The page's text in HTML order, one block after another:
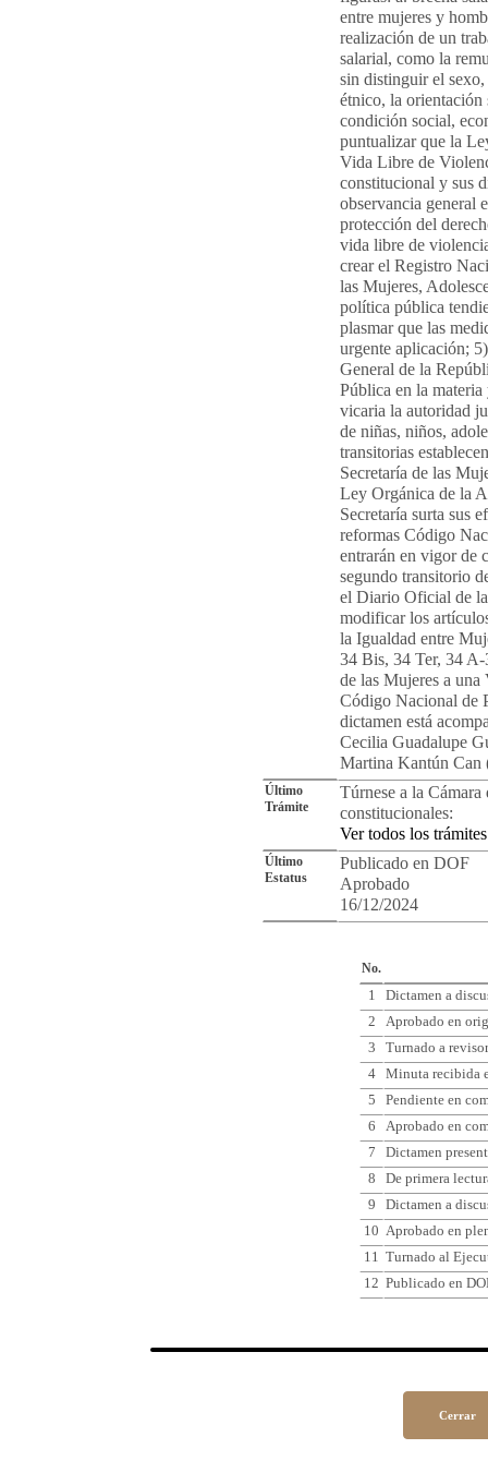
entre mujeres y
realización de un
salarial, como la
sin distinguir el
étnico, la orientación
condición social,
puntualizar que la
Vida Libre de
constitucional y sus
observancia general
protección del
vida libre de
crear el Registro
las Mujeres,
política pública
plasmar que las
urgente aplicación;
General de la
Pública en la
vicaria la autoridad
de niñas, niños,
transitorias
Secretaría de las
Ley Orgánica de la
Secretaría surta sus
reformas Código
entrarán en vigor de
segundo transitorio
el Diario Oficial de
modificar los
la Igualdad entre
34 Bis, 34 Ter, 34
de las Mujeres a
Código Nacional de
dictamen está
Cecilia Guadalupe
Martina Kantún Can
Último
Trámite
Túrnese a la Cámara
constitucionales:
Ver todos los trámites
Último
Estatus
Publicado en DOF
Aprobado
16/12/2024
No.
1
Dictamen a
2
Aprobado en
3
Turnado a
4
Minuta recibida
5
Pendiente en
6
Aprobado en
7
Dictamen
8
De primera
9
Dictamen a
10 Aprobado en
11 Turnado al
12 Publicado en
Cerrar